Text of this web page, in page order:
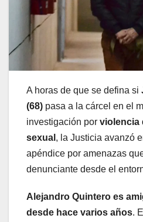
A horas de que se defina si
(68) pasa a la cárcel en el
investigación por violencia
sexual , la Justicia avanzó
apéndice por amenazas
denunciante desde el
Alejandro Quintero es
desde hace varios años.